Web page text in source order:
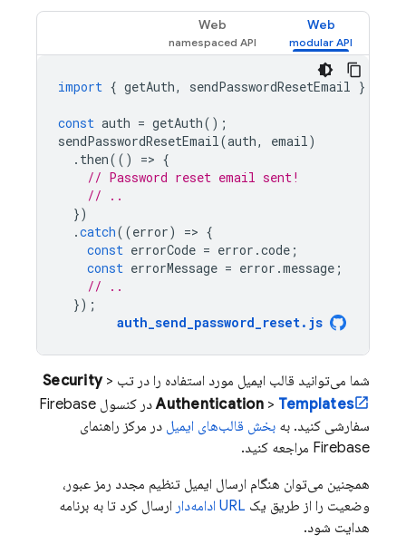
Web
Web
import { getAuth, sendPasswordResetEmail }
const auth = getAuth();
sendPasswordResetEmail(auth, email)
. then(() => {
// Password reset email sent!
// ..
})
.catch((error) => {
const errorCode = error .code ;
const errorMessage = error .message ;
// ..
});
auth_send_password_reset. js
شما می‌توانید قالب ایمیل مورد استفاده را در تب Security>
Authentication> Templates در کنسول Firebase
سفارشی کنید. به بخش قالب‌های ایمیل در مرکز راهنمای
Firebase مراجعه کنید.
همچنین می‌توان هنگام ارسال ایمیل تنظیم مجدد رمز عبور،
وضعیت را از طریق یک URL ادامه‌دار
ارسال کرد تا به برنامه
هدایت شود.